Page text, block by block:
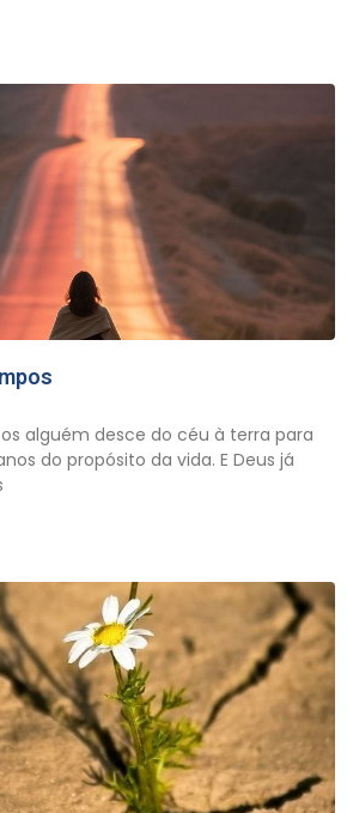
alguém desce do céu à terra para
do propósito da vida. E Deus já